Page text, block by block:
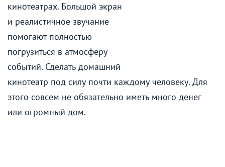
кинотеатрах. Большой экран
и реалистичное звучание
помогают полностью
погрузиться в атмосферу
событий. Сделать домашний
кинотеатр под силу почти каждому человеку. Для
этого совсем не обязательно иметь много денег
или огромный дом.